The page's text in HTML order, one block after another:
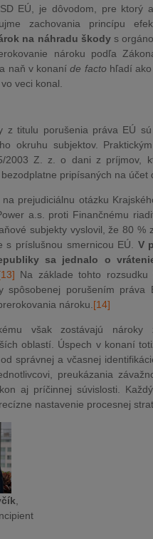
EÚ, je dôvodom, pre ktorý
zachovania princípu
na náhradu škody s
nároku podľa
naň v konaníde facto hľadí
veci konal.
z titulu porušenia práva EÚ
okruhu subjektov.
2003 Z. z. o dani z príjmov,
pripísaných na účet
prejudiciálnu otázku
a.s. proti Finančnému
subjekty vyslovil, že 80 %
s príslušnou smernicou EÚ.
V
sa jednalo o
Na základe tohto
spôsobenej porušením
nároku. [14]
však zostávajú
oblastí. Úspech v konaní
správnej a včasnej
preukázania
aj príčinnej súvislosti.
nastavenie procesnej